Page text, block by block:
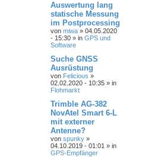
Auswertung lang
statische Messung
im Postprocessing
von miwa » 04.05.2020
- 15:30 » in GPS und
Software
Suche GNSS
Ausrüstung
von Felicious »
02.02.2020 - 10:35 » in
Flohmarkt
Trimble AG-382
NovAtel Smart 6-L
mit externer
Antenne?
von spunky »
04.10.2019 - 01:01 » in
GPS-Empfänger